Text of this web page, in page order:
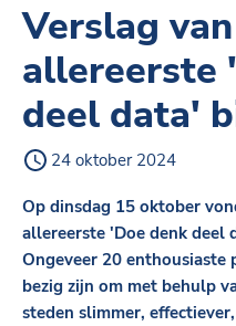
Verslag
allereerste
deel data'
24 oktober 2024
Op dinsdag 15 oktober
allereerste 'Doe denk deel
Ongeveer 20 enthousiaste
bezig zijn om met behulp
steden slimmer,